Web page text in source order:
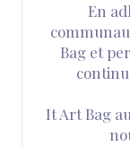
En
Bag et
It Art Bag